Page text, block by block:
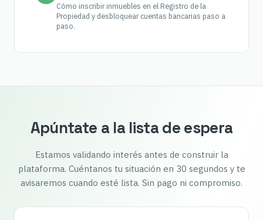
Cómo inscribir inmuebles en el Registro de la
Propiedad y desbloquear cuentas bancarias paso a
paso.
Apúntate a la lista de espera
Estamos validando interés antes de construir la
plataforma. Cuéntanos tu situación en 30 segundos y te
avisaremos cuando esté lista. Sin pago ni compromiso.